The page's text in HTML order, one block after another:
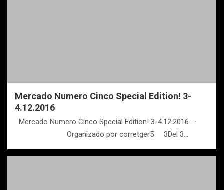
Mercado Numero Cinco Special Edition! 3-
4.12.2016
Mercado Numero Cinco Special Edition! 3-4.12.2016 ·
Organizado por corretger5 3Del 3…